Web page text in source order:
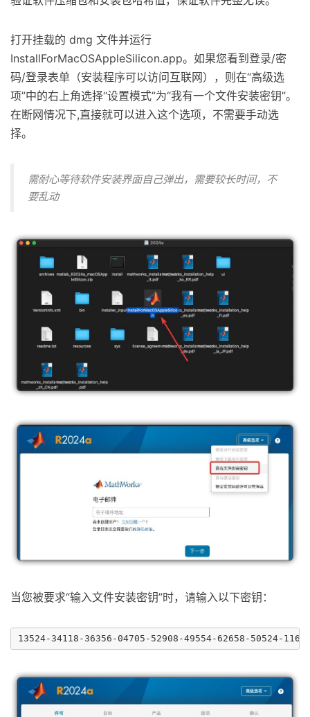
打开挂载的 dmg 文件并运行
InstallForMacOSAppleSilicon.app。如果您看到登录/密
码/登录表单（安装程序可以访问互联网），则在“高级选
项”中的右上角选择“设置模式”为“我有一个文件安装密钥”。
在断网情况下,直接就可以进入这个选项，不需要手动选
择。
需耐心等待软件安装界面自己弹出，需要较长时间，不
要乱动
当您被要求“输入文件安装密钥”时，请输入以下密钥：